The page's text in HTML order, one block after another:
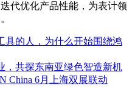
代优化产品性能，为表计领
具的人，为什么开始围绕鸿
，共探东南亚绿色智造新机
China 6月上海双展联动